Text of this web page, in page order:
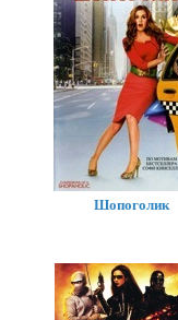
Шопоголик